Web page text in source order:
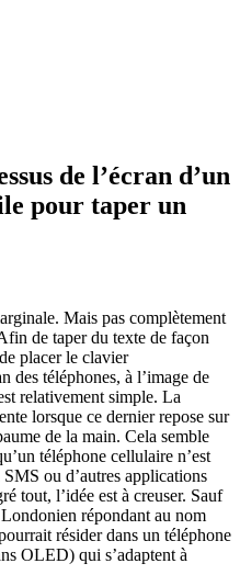
de l’écran d’un
pour taper un
Mais pas complètement
de taper du texte de façon
placer le clavier
des téléphones, à l’image de
relativement simple. La
lorsque ce dernier repose sur
de la main. Cela semble
téléphone cellulaire n’est
ou d’autres applications
tout, l’idée est à creuser. Sauf
répondant au nom
résider dans un téléphone
OLED) qui s’adaptent à